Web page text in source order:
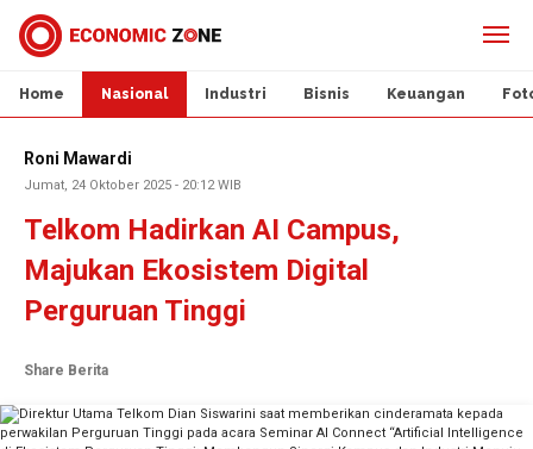
Home Nasional Industri Bisnis Keuangan
Roni Mawardi
Jumat, 24 Oktober 2025 - 20:12 WIB
Telkom Hadirkan AI Campus,
Majukan Ekosistem Digital
Perguruan Tinggi
Share Berita